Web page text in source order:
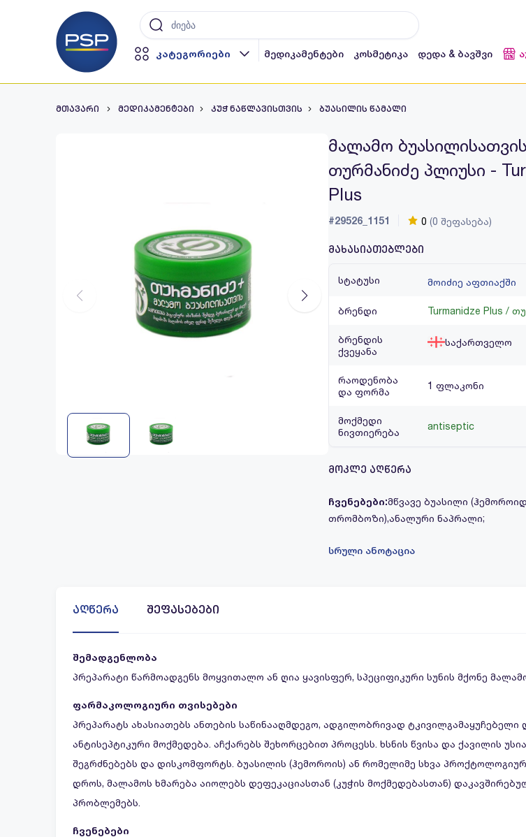
კატეგორიები მედიკამენტები კოსმეტიკა დედა & ბავშვი
მთავარი მედიკამენტები კუჭ ნაწლავისთვის ბუასილის წამალი
მალამო
თურმანიძე პლიუსი -
Plus
#29526_1151 0 (0 შეფასება)
მახასიათებლები
სტატუსი მოიძიე აფთიაქში
ბრენდი Turmanidze Plus /
ბრენდის
ქვეყანა
საქართველო
რაოდენობა
და ფორმა
1 ფლაკონი
მოქმედი
ნივთიერება
antiseptic
მოკლე აღწერა
ჩვენებები:მწვავე ბუასილი
თრომბოზი),ანალური ნაპრალი;
სრული ანოტაცია
აღწერა შეფასებები
შემადგენლობა
პრეპარატი წარმოადგენს მოყვითალო ან ღია ყავისფერ, სპეციფიკური სუნის მქონე
ფარმაკოლოგიური თვისებები
პრეპარატს ახასიათებს ანთების საწინააღმდეგო, ადგილობრივად ტკივილგამაყუჩებელი
ანტისეპტიკური მოქმედება. აჩქარებს შეხორცებით პროცესს. ხსნის წვისა და ქავილის
შეგრძნებებს და დისკომფორტს. ბუასილის (ჰემოროის) ან რომელიმე სხვა
დროს, მალამოს ხმარება აიოლებს დეფეკაციასთან (კუჭის მოქმედებასთან)
პრობლემებს.
ჩვენებები